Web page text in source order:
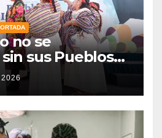
no se
sus Pueblos
Dennise
del